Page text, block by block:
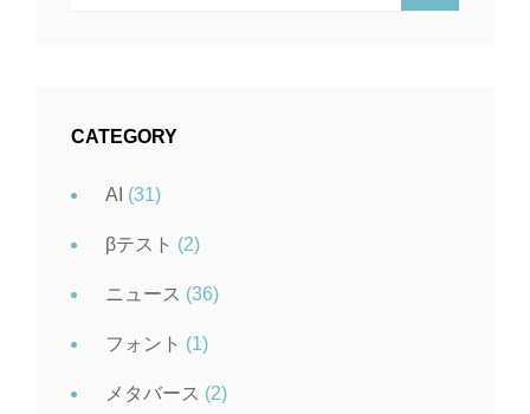
CATEGORY
AI (31)
βテスト (2)
ニュース (36)
フォント (1)
メタバース (2)